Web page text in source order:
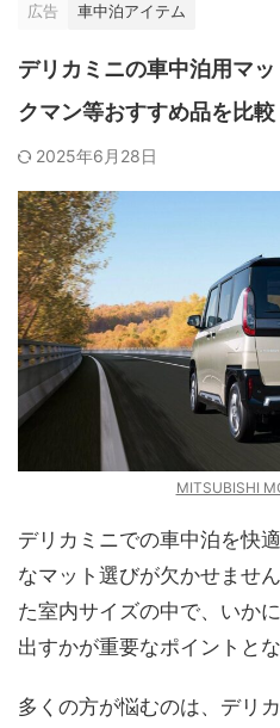
広告 車中泊アイテム
デリカミニの車中泊用マ
クマン等おすすめ品を比較
2025年6月28日
MITSUBISHI
デリカミニでの車中泊を快
なマット選びが欠かせませ
た室内サイズの中で、いか
出すかが重要なポイントとな
多くの方が悩むのは、デリ